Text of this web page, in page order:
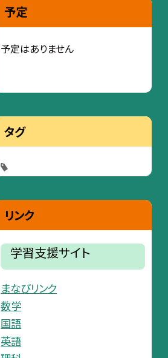
予定
予定はありません
タグ
リンク
学習支援サイト
まなびリンク
数学
国語
英語